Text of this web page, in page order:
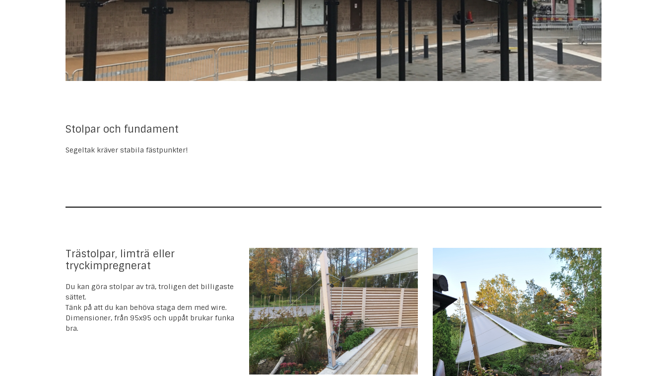
Stolpar och fundament
Segeltak kräver stabila fästpunkter!
Trästolpar, limträ eller
tryckimpregnerat
Du kan göra stolpar av trä, troligen det billigaste
sättet.
Tänk på att du kan behöva staga dem med wire.
Dimensioner, från 95x95 och uppåt brukar funka
bra.